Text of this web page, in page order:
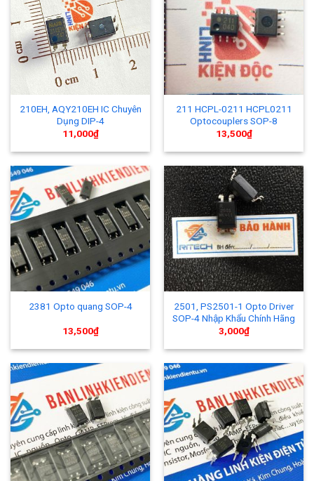
210EH, AQY210EH IC Chuyên
Dụng DIP-4
11,000₫
211 HCPL-0211 HCPL0211
Optocouplers SOP-8
13,500₫
2381 Opto quang SOP-4
13,500₫
2501, PS2501-1 Opto Driver
SOP-4 Nhập Khẩu Chính Hãng
3,000₫